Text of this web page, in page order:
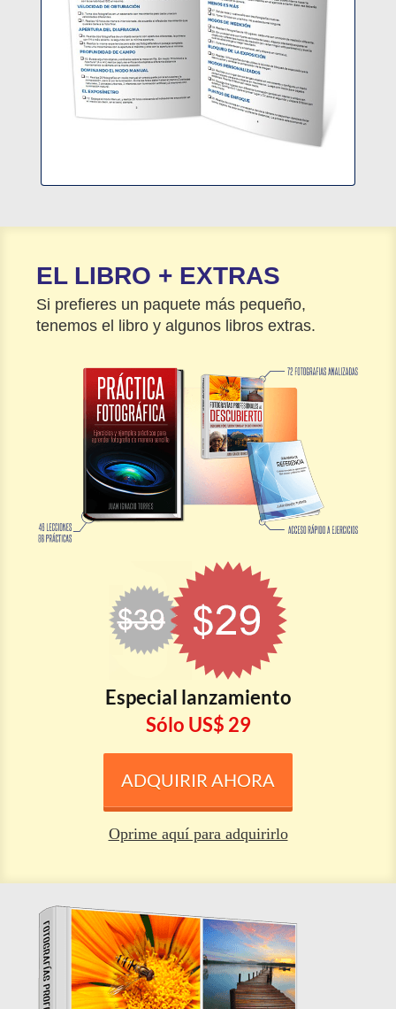
EL LIBRO + EXTRAS
Si prefieres un paquete más pequeño,
tenemos el libro y algunos libros extras.
E special lanzamien to
Sólo U S $ 29
ADQUIRIR AHORA
Oprime aquí para adquirirlo